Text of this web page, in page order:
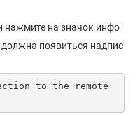
нажмите на значок инфо
появиться надпис
to the remote